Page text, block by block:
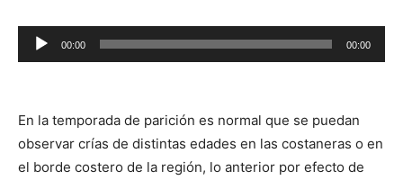
Reproductor
de
00:00 00:00
En la temporada de parición es normal que se puedan
observar crías de distintas edades en las costaneras o en
el borde costero de la región, lo anterior por efecto de